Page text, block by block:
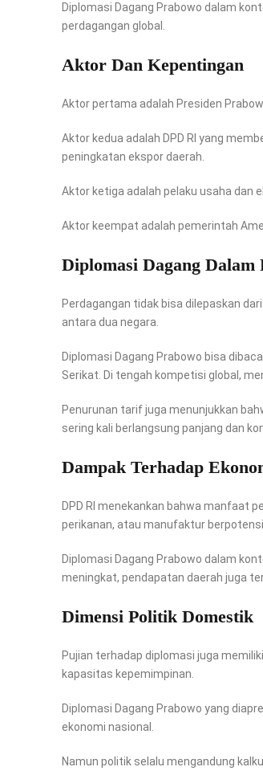
Diplomasi Dagang Prabowo dalam
perdagangan global.
Aktor Dan Kepentingan
Aktor pertama adalah Presiden
Aktor kedua adalah DPD RI yang
peningkatan ekspor daerah.
Aktor ketiga adalah pelaku usaha dan
Aktor keempat adalah pemerintah
Diplomasi Dagang Dalam
Perdagangan tidak bisa dilepaskan
antara dua negara.
Diplomasi Dagang Prabowo bisa
Serikat. Di tengah kompetisi global,
Penurunan tarif juga menunjukkan
sering kali berlangsung panjang dan
Dampak Terhadap
DPD RI menekankan bahwa manfaat
perikanan, atau manufaktur
Diplomasi Dagang Prabowo dalam
meningkat, pendapatan daerah juga
Dimensi Politik Domestik
Pujian terhadap diplomasi juga
kapasitas kepemimpinan.
Diplomasi Dagang Prabowo yang
ekonomi nasional.
Namun politik selalu mengandung